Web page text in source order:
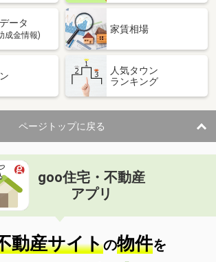
有面積 57.02m²
取り
１丁目
所
滋賀県草津市草津１丁目
有面積 34.76m²
取り
ワンルーム
３
格
所
滋賀県大津市馬場３
有面積 20.81m²
取り
1K
ータ
成金情報)
家賃相場
人気タウン
ランキング
ページトップに戻る
goo住宅・不動産
アプリ
動産サイトの物件を